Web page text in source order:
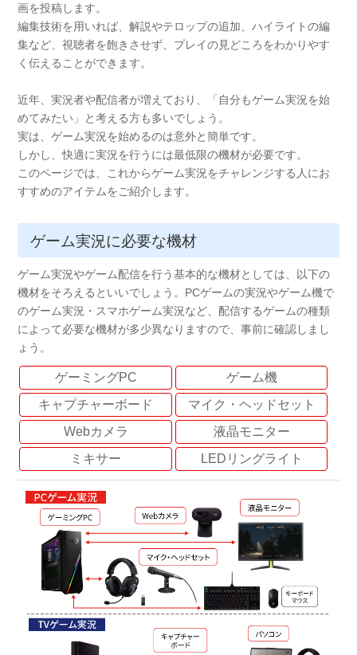
画を投稿します。
編集技術を用いれば、解説やテロップの追加、ハイライトの編
集など、視聴者を飽きさせず、プレイの見どころをわかりやす
く伝えることができます。
近年、実況者や配信者が増えており、「自分もゲーム実況を始
めてみたい」と考える方も多いでしょう。
実は、ゲーム実況を始めるのは意外と簡単です。
しかし、快適に実況を行うには最低限の機材が必要です。
このページでは、これからゲーム実況をチャレンジする人にお
すすめのアイテムをご紹介します。
ゲーム実況に必要な機材
ゲーム実況やゲーム配信を行う基本的な機材としては、以下の
機材をそろえるといいでしょう。PCゲームの実況やゲーム機で
のゲーム実況・スマホゲーム実況など、配信するゲームの種類
によって必要な機材が多少異なりますので、事前に確認しまし
ょう。
ゲーミングPC ゲーム機
キャプチャーボード マイク・ヘッドセット
Webカメラ 液晶モニター
ミキサー LEDリングライト